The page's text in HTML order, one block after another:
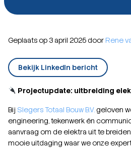
Geplaats op 3 april 2025 door Rene
Bekijk LinkedIn bericht
Projectupdate: uitbreiding
Bij Slegers Totaal Bouw B.V. geloven
engineering, tekenwerk én
aanvraag om de elektra uit te
mooie uitdaging waar we onze